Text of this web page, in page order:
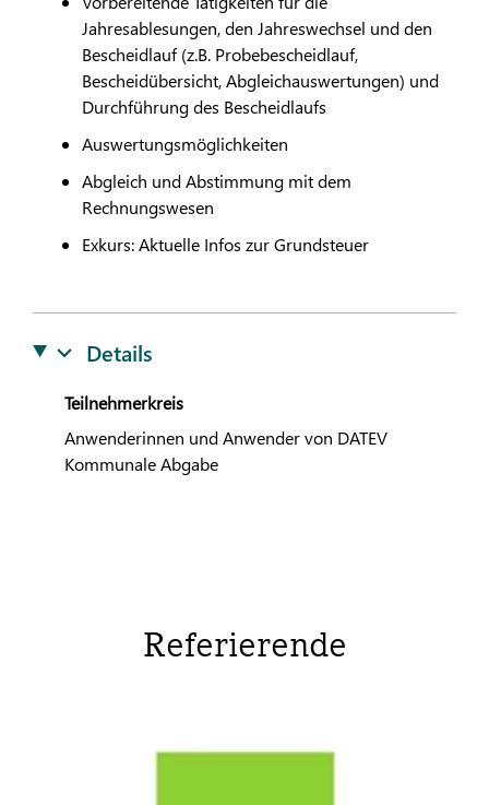
Jahresablesungen, den Jahreswechsel und den
Bescheidlauf (z.B. Probebescheidlauf,
Bescheidübersicht, Abgleichauswertungen) und
Durchführung des Bescheidlaufs
Auswertungsmöglichkeiten
Abgleich und Abstimmung mit dem
Rechnungswesen
Exkurs: Aktuelle Infos zur Grundsteuer
Details
Teilnehmerkreis
Anwenderinnen und Anwender von DATEV
Kommunale Abgabe
Referierende